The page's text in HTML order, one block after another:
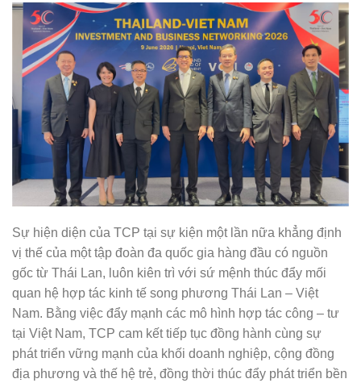
Sự hiện diện của TCP tại sự kiện một lần nữa khẳng định
vị thế của một tập đoàn đa quốc gia hàng đầu có nguồn
gốc từ Thái Lan, luôn kiên trì với sứ mệnh thúc đẩy mối
quan hệ hợp tác kinh tế song phương Thái Lan – Việt
Nam. Bằng việc đẩy mạnh các mô hình hợp tác công – tư
tại Việt Nam, TCP cam kết tiếp tục đồng hành cùng sự
phát triển vững mạnh của khối doanh nghiệp, cộng đồng
địa phương và thế hệ trẻ, đồng thời thúc đẩy phát triển bền